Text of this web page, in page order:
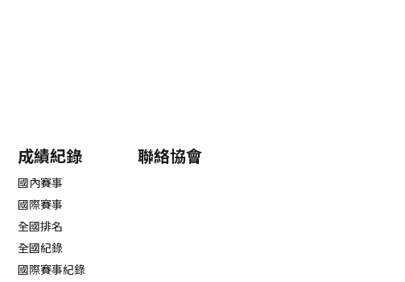
成績紀錄
國內賽事
國際賽事
全國排名
全國紀錄
國際賽事紀錄
聯絡協會